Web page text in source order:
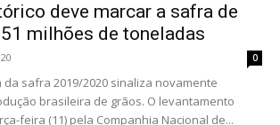
deve marcar a safra de
milhões de toneladas
0
safra 2019/2020 sinaliza novamente
brasileira de grãos. O levantamento
feira (11) pela Companhia Nacional de...